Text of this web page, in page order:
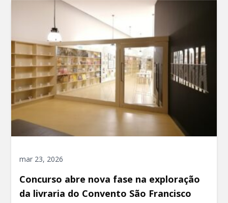
mar 23, 2026
Concurso abre nova fase na exploração
da livraria do Convento São Francisco